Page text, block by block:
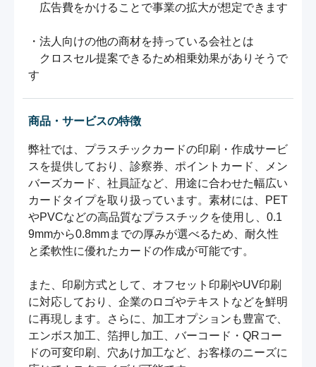
広告費をかけることで事業の拡大が想定できます
・法人向けの他の商材を持っている会社とは
クロスセル提案できるため相乗効果がありそうで
す
商品・サービスの特徴
弊社では、プラスチックカードの印刷・作成サービ
スを提供しており、診察券、ポイントカード、メン
バーズカード、社員証など、用途に合わせた幅広い
カードタイプを取り扱っています。素材には、PET
やPVCなどの高品質なプラスチックを使用し、0.1
9mmから0.8mmまでの厚みが選べるため、耐久性
と柔軟性に優れたカードの作成が可能です。
また、印刷方式として、オフセット印刷やUV印刷
に対応しており、企業のロゴやテキストなどを鮮明
に再現します。さらに、加工オプションも豊富で、
エンボス加工、箔押し加工、バーコード・QRコー
ドの可変印刷、穴あけ加工など、お客様のニーズに